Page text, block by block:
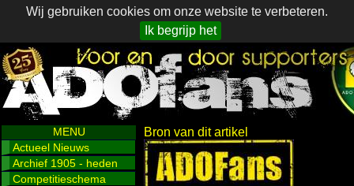
Wij gebruiken cookies om onze website te verbeteren.
Ik begrijp het
MENU
Actueel Nieuws
Archief 1905 - heden
Competitieschema
Bron van dit artikel